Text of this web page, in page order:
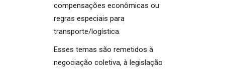
compensações econômicas ou
regras especiais para
transporte/logística.
Esses temas são remetidos à
negociação coletiva, à legislação